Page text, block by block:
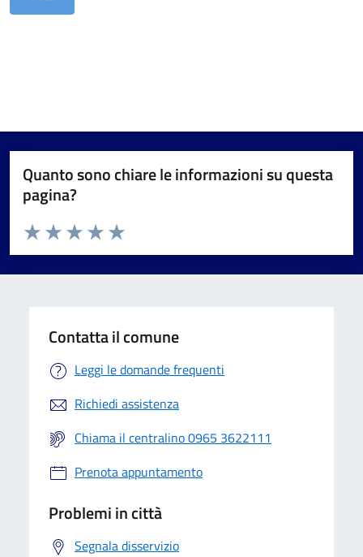
Quanto sono chiare le informazioni su questa
pagina?
Valuta da 1 a 5 stelle la pagina
Valuta 5 stelle su 5
Valuta 4 stelle su 5
Valuta 3 stelle su 5
Valuta 2 stelle su 5
Valuta 1 stelle su 5
Contatta il comune
Leggi le domande frequenti
Richiedi assistenza
Chiama il centralino 0965 3622111
Prenota appuntamento
Problemi in città
Segnala disservizio